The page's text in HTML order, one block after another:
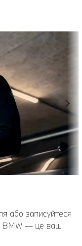
або записуйтеся
BMW — це ваш